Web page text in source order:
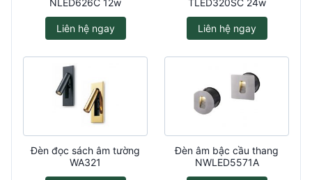
Liên hệ ngay Liên hệ ngay
Đèn đọc sách âm tường
WA321
Đèn âm bậc cầu thang
NWLED5571A